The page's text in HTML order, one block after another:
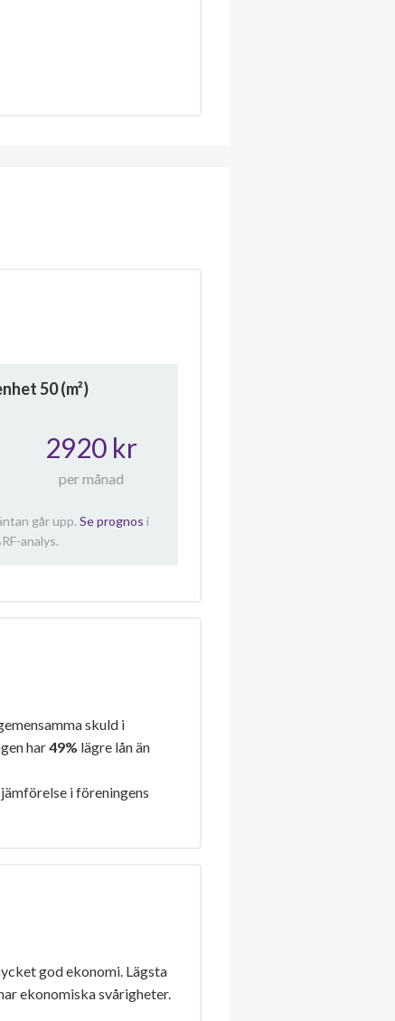
50(m²)
2920 kr
per månad
går upp. Se prognos i
analys.
skuld i
har49% lägre lån än
i föreningens
god ekonomi. Lägsta
ekonomiska svårigheter.